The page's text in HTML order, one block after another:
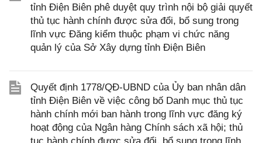
tỉnh Điện Biên phê duyệt quy trình nội bộ giải quyết
thủ tục hành chính được sửa đổi, bổ sung trong
lĩnh vực Đăng kiểm thuộc phạm vi chức năng
quản lý của Sở Xây dựng tỉnh Điện Biên
Quyết định 1778/QĐ-UBND của Ủy ban nhân dân
tỉnh Điện Biên về việc công bố Danh mục thủ tục
hành chính mới ban hành trong lĩnh vực đăng ký
hoạt động của Ngân hàng Chính sách xã hội; thủ